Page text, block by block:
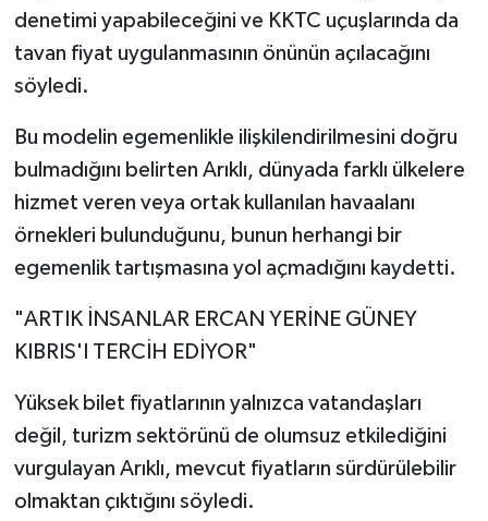
denetimi yapabileceğini ve KKTC uçuşlarında da
tavan fiyat uygulanmasının önünün açılacağını
söyledi.
Bu modelin egemenlikle ilişkilendirilmesini doğru
bulmadığını belirten Arıklı, dünyada farklı ülkelere
hizmet veren veya ortak kullanılan havaalanı
örnekleri bulunduğunu, bunun herhangi bir
egemenlik tartışmasına yol açmadığını kaydetti.
"ARTIK İNSANLAR ERCAN YERİNE GÜNEY
KIBRIS'I TERCİH EDİYOR"
Yüksek bilet fiyatlarının yalnızca vatandaşları
değil, turizm sektörünü de olumsuz etkilediğini
vurgulayan Arıklı, mevcut fiyatların sürdürülebilir
olmaktan çıktığını söyledi.